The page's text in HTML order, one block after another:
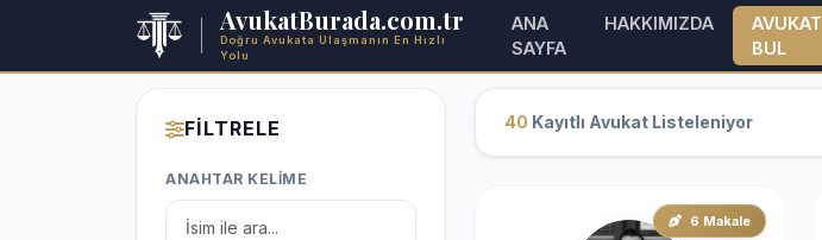
AvukatBurada.com.tr
Doğru Avukata Ulaşmanın En Hızlı
Yolu
ANA
SAYFA
HAKKIMIZDA
AVUKAT
BUL
FİLTRELE
ANAHTAR KELİME
40 Kayıtlı Avukat Listeleniyor
6 Makale